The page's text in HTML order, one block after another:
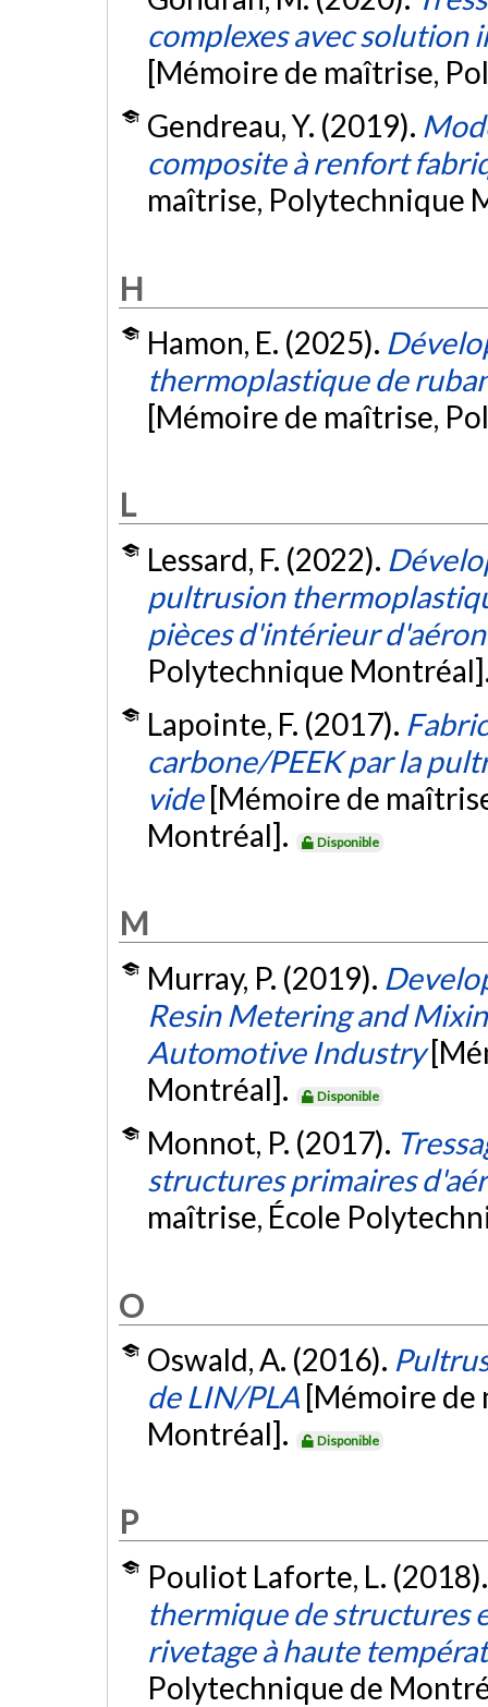
complexes avec solution
[Mémoire de maîtrise,
Gendreau, Y. (2019).
composite à renfort
maîtrise, Polytechnique
H
Hamon, E. (2025).
thermoplastique de
[Mémoire de maîtrise,
L
Lessard, F. (2022).
pultrusion
pièces d'intérieur
Polytechnique
Lapointe, F. (2017).
carbone/PEEK par la
vide [Mémoire de
Montréal].
Disponible
M
Murray, P. (2019).
Resin Metering and
Automotive Industry
Montréal].
Disponible
Monnot, P. (2017).
structures primaires
maîtrise, École
O
Oswald, A. (2016).
de LIN/PLA [Mémoire de
Montréal].
Disponible
P
Pouliot Laforte, L.
thermique de structures
rivetage à haute
Polytechnique de